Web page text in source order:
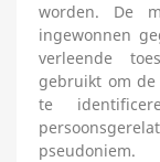
worden. De
ingewonnen
verleende
gebruikt om de
te
pseudoniem.